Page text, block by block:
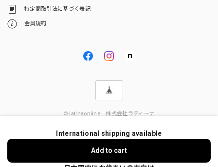
特定商取引法に基づく表記
会員規約
© latinaonline 株式会社ラティーナ
International shipping available
Add to cart